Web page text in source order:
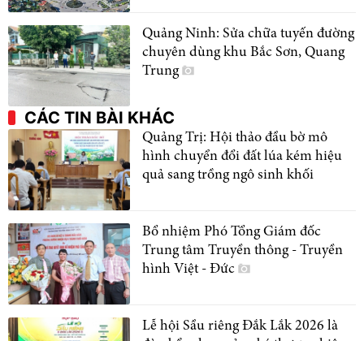
Quảng Ninh: Sửa chữa tuyến đường
chuyên dùng khu Bắc Sơn, Quang
Trung
CÁC TIN BÀI KHÁC
Quảng Trị: Hội thảo đầu bờ mô
hình chuyển đổi đất lúa kém hiệu
quả sang trồng ngô sinh khối
Bổ nhiệm Phó Tổng Giám đốc
Trung tâm Truyền thông - Truyền
hình Việt - Đức
Lễ hội Sầu riêng Đắk Lắk 2026 là